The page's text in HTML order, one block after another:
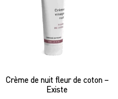
Crème de nuit fleur de coton –
Existe